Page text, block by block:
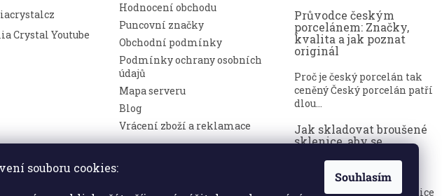
souboru cookies:
Souhlasím
Crystal Youtube
Hodnocení obchodu
Puncovní značky
Obchodní podmínky
Podmínky ochrany osobních
údajů
Mapa serveru
Blog
Vrácení zboží a reklamace
Průvodce českým
porcelánem: Značky,
kvalita a jak poznat
originál
Proč je český porcelán tak
ceněný Český porcelán patří
dlou...
Jak skladovat broušené
sklenice, aby se
Broušené sklenice jsou
symbolem elegance, tradice